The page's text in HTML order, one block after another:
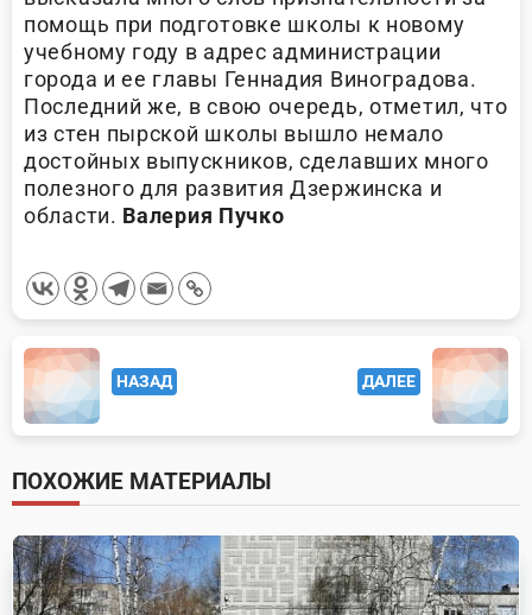
помощь при подготовке школы к новому
учебному году в адрес администрации
города и ее главы Геннадия Виноградова.
Последний же, в свою очередь, отметил, что
из стен пырской школы вышло немало
достойных выпускников, сделавших много
полезного для развития Дзержинска и
области. Валерия Пучко
<span
class="nav-
subtitle
screen-
reader-
text">Page</span>
НАЗАД ДАЛЕЕ
ПОХОЖИЕ МАТЕРИАЛЫ